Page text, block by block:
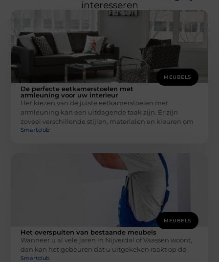
interesseren
MEUBELS
De perfecte eetkamerstoelen met
armleuning voor uw interieur
Het kiezen van de juiste eetkamerstoelen met
armleuning kan een uitdagende taak zijn. Er zijn
zoveel verschillende stijlen, materialen en kleuren om
Smartclub
MEUBELS
Het overspuiten van bestaande meubels
Wanneer u al vele jaren in Nijverdal of Vaassen woont,
dan kan het gebeuren dat u uitgekeken raakt op de
Smartclub